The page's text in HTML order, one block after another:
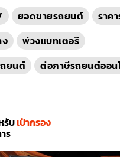
ยอดขายรถยนต์
ราค
พ่วงแบทเตอรี
ยนต์
ต่อภาษีรถยนต์ออน
รับเป่ากรอง
ร